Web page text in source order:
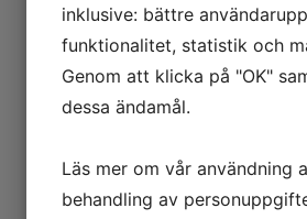
Trail Mix med
inklusive: bättre
funktionalitet, statistik och
Genom att klicka på "OK"
dessa ändamål.
Läs mer om vår användning
behandling av